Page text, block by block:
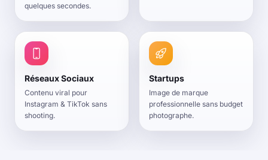
quelques secondes.
Réseaux Sociaux
Contenu viral pour
Instagram & TikTok sans
shooting.
Startups
Image de marque
professionnelle sans budget
photographe.